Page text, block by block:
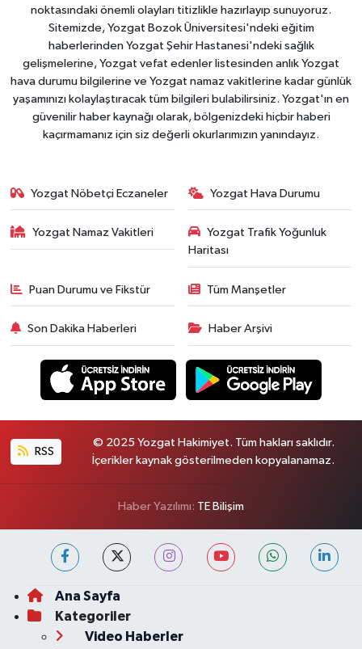
noktasındaki önemli olayları titizlikle hazırlayıp sunuyoruz.
Sitemizde, Yozgat Bozok Üniversitesi'ndeki eğitim
haberlerinden Yozgat Şehir Hastanesi'ndeki sağlık
gelişmelerine, Yozgat vefat edenler listesinden anlık Yozgat
hava durumu bilgilerine ve Yozgat namaz vakitlerine kadar günlük
yaşamınızı kolaylaştıracak tüm bilgileri bulabilirsiniz. Yozgat'ın en
güvenilir haber kaynağı olarak, bölgenizdeki hiçbir haberi
kaçırmamanız için siz değerli okurlarımızın yanındayız.
Yozgat Nöbetçi Eczaneler Yozgat Hava Durumu
Yozgat Namaz Vakitleri
Yozgat Trafik Yoğunluk
Haritası
Puan Durumu ve Fikstür Tüm Manşetler
Son Dakika Haberleri Haber Arşivi
RSS
© 2025 Yozgat Hakimiyet. Tüm hakları saklıdır.
İçerikler kaynak gösterilmeden kopyalanamaz.
Haber Yazılımı: TE Bilişim
Ana Sayfa
Kategoriler
Video Haberler